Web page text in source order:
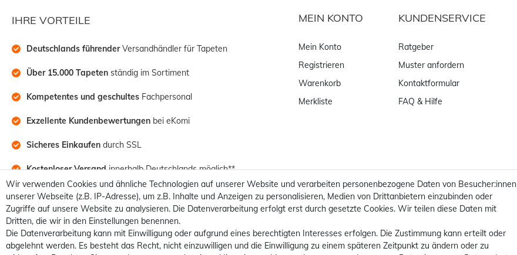
IHRE VORTEILE
Deutschlands führender Versandhändler für Tapeten
Über 15.000 Tapeten ständig im Sortiment
Kompetentes und geschultes Fachpersonal
Exzellente Kundenbewertungen bei eKomi
Sicheres Einkaufen durch SSL
Kostenloser Versand innerhalb Deutschlands möglich**
MEIN KONTO
Mein Konto
Registrieren
Warenkorb
Merkliste
KUNDENSERVICE
Ratgeber
Muster anfordern
Kontaktformular
FAQ & Hilfe
Wir verwenden Cookies und ähnliche Technologien auf unserer Website und verarbeiten personenbezogene Daten von Besucher:innen
unserer Webseite (z.B. IP-Adresse), um z.B. Inhalte und Anzeigen zu personalisieren, Medien von Drittanbietern einzubinden oder
Zugriffe auf unsere Website zu analysieren. Die Datenverarbeitung erfolgt erst durch gesetzte Cookies. Wir teilen diese Daten mit
Dritten, die wir in den Einstellungen benennen.
Die Datenverarbeitung kann mit Einwilligung oder aufgrund eines berechtigten Interesses erfolgen. Die Zustimmung kann erteilt oder
abgelehnt werden. Es besteht das Recht, nicht einzuwilligen und die Einwilligung zu einem späteren Zeitpunkt zu ändern oder zu